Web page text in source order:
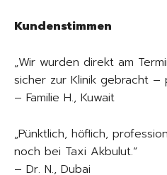
Kundenstimmen
„Wir wurden direkt am
sicher zur Klinik gebracht –
– Familie H., Kuwait
„Pünktlich, höflich,
noch bei Taxi Akbulut.“
– Dr. N., Dubai